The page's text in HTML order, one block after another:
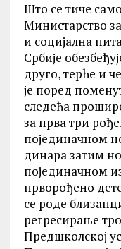
Што се тиче
Министарство
и социјална
Србије
друго, терће и
је поред
следећа
за прва три
појединачном
динара затим
појединачном
прворођено
се роде
регресирање
Предшколској